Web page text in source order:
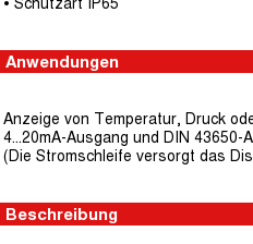
Anwendungen
Anzeige von Temperatur, Druck
4...20mA-Ausgang und DIN 43650-
(Die Stromschleife versorgt das
Beschreibung